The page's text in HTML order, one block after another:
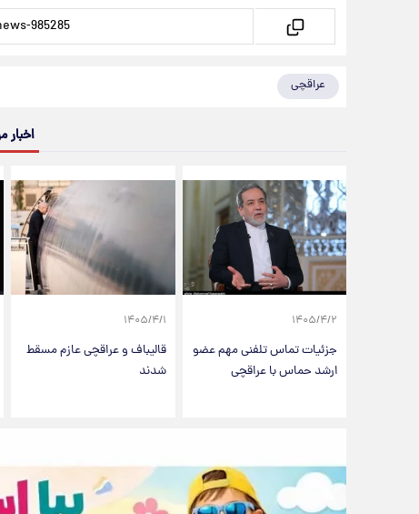
عراقچی
اخبار
۱۴۰۵/۴/۲
جزئیات تماس تلفنی مهم عضو
ارشد حماس با عراقچی
۱۴۰۵/۴/۱
قالیباف و عراقچی عازم مسقط
شدند